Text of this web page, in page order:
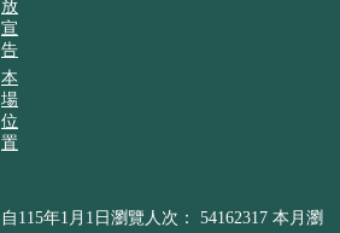
放
宣
告
本
場
位
置
自115年1月1日瀏覽人次： 54162317 本月瀏